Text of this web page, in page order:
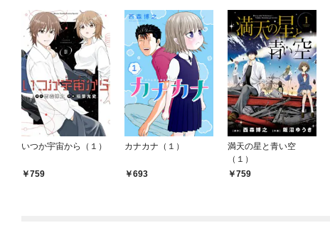
いつか宇宙から（１）
759
カナカナ（１）
693
満天の星と青い空
（１）
759